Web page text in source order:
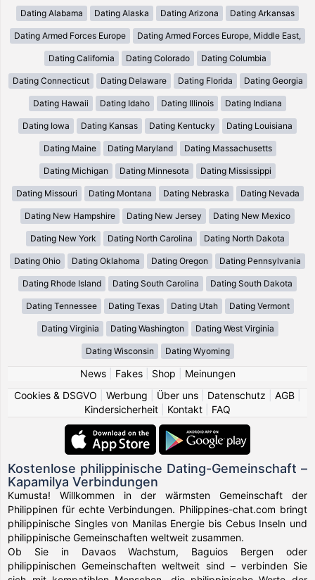
Dating Alabama Dating Alaska Dating Arizona Dating Arkansas
Dating Armed Forces Europe Dating Armed Forces Europe, Middle East,
Dating California Dating Colorado Dating Columbia
Dating Connecticut Dating Delaware Dating Florida Dating Georgia
Dating Hawaii Dating Idaho Dating Illinois Dating Indiana
Dating Iowa Dating Kansas Dating Kentucky Dating Louisiana
Dating Maine Dating Maryland Dating Massachusetts
Dating Michigan Dating Minnesota Dating Mississippi
Dating Missouri Dating Montana Dating Nebraska Dating Nevada
Dating New Hampshire Dating New Jersey Dating New Mexico
Dating New York Dating North Carolina Dating North Dakota
Dating Ohio Dating Oklahoma Dating Oregon Dating Pennsylvania
Dating Rhode Island Dating South Carolina Dating South Dakota
Dating Tennessee Dating Texas Dating Utah Dating Vermont
Dating Virginia Dating Washington Dating West Virginia
Dating Wisconsin Dating Wyoming
News| Fakes| Shop
Meinungen
Cookies & DSGVO
Werbung Über uns Datenschutz AGB
Kindersicherheit
Kontakt FAQ
Kostenlose philippinische Dating-Gemeinschaft –
Kapamilya Verbindungen
Kumusta! Willkommen in der wärmsten Gemeinschaft der
Philippinen für echte Verbindungen. Philippines-chat.com bringt
philippinische Singles von Manilas Energie bis Cebus Inseln und
philippinische Gemeinschaften weltweit zusammen.
Ob Sie in Davaos Wachstum, Baguios Bergen oder
philippinischen Gemeinschaften weltweit sind – verbinden Sie